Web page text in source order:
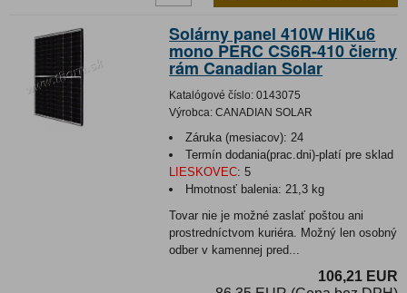
Solárny panel 410W HiKu6
mono PERC CS6R-410 čierny
rám Canadian Solar
Katalógové číslo: 0143075
Výrobca: CANADIAN SOLAR
Záruka (mesiacov): 24
Termín dodania(prac.dni)-platí pre sklad
LIESKOVEC: 5
Hmotnosť balenia: 21,3 kg
Tovar nie je možné zaslať poštou ani
prostredníctvom kuriéra. Možný len osobný
odber v kamennej pred...
106,21 EUR